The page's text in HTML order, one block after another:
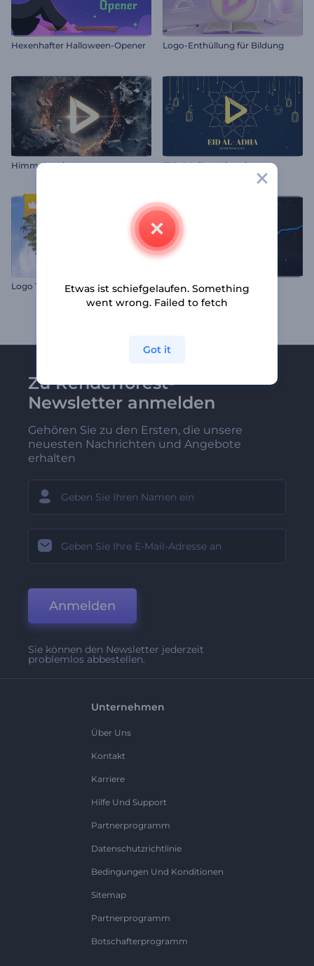
Hexenhafter Halloween-Opener Logo-Enthüllung für Bildung
Himmelssteine Intro Eid al-Adha Animationen
Logo Traum des Reisenden Gewitter Logoenthüllung
Zu Renderforest-
Newsletter anmelden
Gehören Sie zu den Ersten, die unsere
neuesten Nachrichten und Angebote
erhalten
Anmelden
Sie können den Newsletter jederzeit
problemlos abbestellen.
Unternehmen
Über Uns
Kontakt
Karriere
Hilfe Und Support
Partnerprogramm
Datenschutzrichtlinie
Bedingungen Und Konditionen
Sitemap
Partnerprogramm
Botschafterprogramm
Etwas ist schiefgelaufen. Something
went wrong. Failed to fetch
Got it